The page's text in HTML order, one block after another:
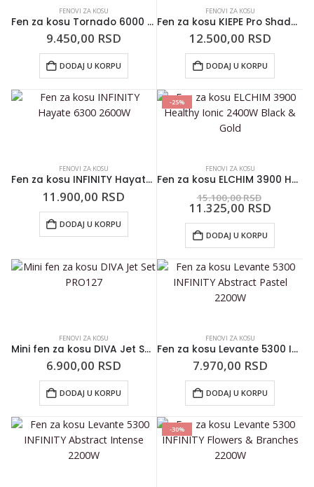
FENOVI ZA KOSU
Fen za kosu Tornado 6000 TECNO DRY 2500W Svetloljubičasti
9.450,00 RSD
DODAJ U KORPU
FENOVI ZA KOSU
Fen za kosu KIEPE Pro Shadoow 2200W
12.500,00 RSD
DODAJ U KORPU
FENOVI ZA KOSU
Fen za kosu INFINITY Hayate 6300 2600W
11.900,00 RSD
DODAJ U KORPU
-25%
FENOVI ZA KOSU
Fen za kosu ELCHIM 3900 Healthy Ionic 2400W Black & Gold
15.100,00RSD
11.325,00 RSD
DODAJ U KORPU
FENOVI ZA KOSU
Mini fen za kosu DIVA Jet Set PRO127
6.900,00 RSD
DODAJ U KORPU
FENOVI ZA KOSU
Fen za kosu Levante 5300 INFINITY Abstract Pastel 2200W
7.970,00 RSD
DODAJ U KORPU
-30%